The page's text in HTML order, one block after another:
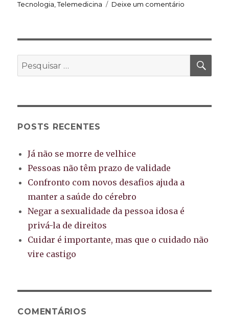
Tecnologia,Telemedicina Deixe um comentário
como
envelhecer
Pesquisar
por:
POSTS RECENTES
Já não se morre de velhice
Pessoas não têm prazo de validade
Confronto com novos desafios ajuda a
manter a saúde do cérebro
Negar a sexualidade da pessoa idosa é
privá-la de direitos
Cuidar é importante, mas que o cuidado não
vire castigo
COMENTÁRIOS